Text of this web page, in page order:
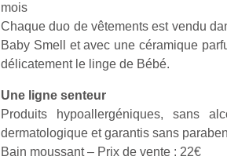
mois
Chaque duo de vêtements est vendu
Baby Smell et avec une céramique
délicatement le linge de Bébé.
Une ligne senteur
Produits hypoallergéniques, sans
dermatologique et garantis sans
Bain moussant – Prix de vente : 22€